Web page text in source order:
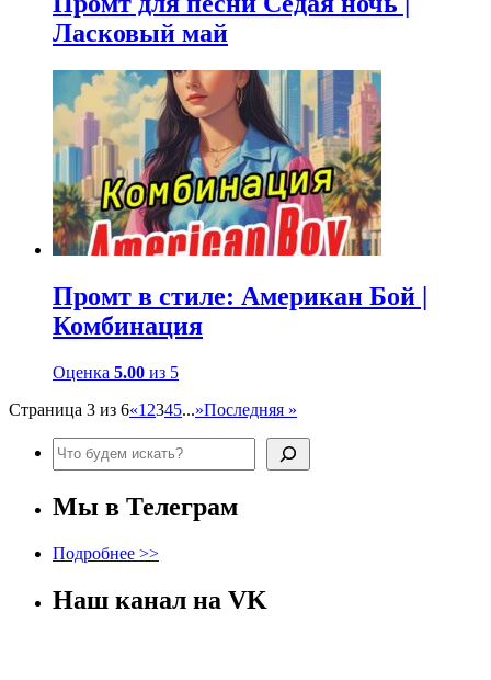
Ласковый май
Промт в стиле: Американ Бой |
Комбинация
Оценка 5.00 из 5
Страница 3 из 6«1 2345...»Последняя »
Поиск
Мы в Телеграм
Подробнее >>
Наш канал на VK